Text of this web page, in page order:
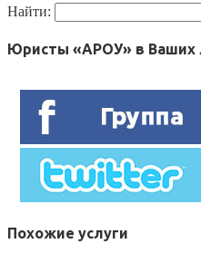
Найти:
Юристы «АРОУ» в Ваших
Похожие услуги